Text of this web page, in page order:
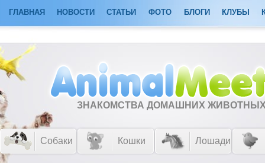
ГЛАВНАЯ НОВОСТИ СТАТЬИ ФОТО БЛОГИ КЛУБЫ
ЗНАКОМСТВА ДОМАШНИХ
Собаки Кошки Лошади